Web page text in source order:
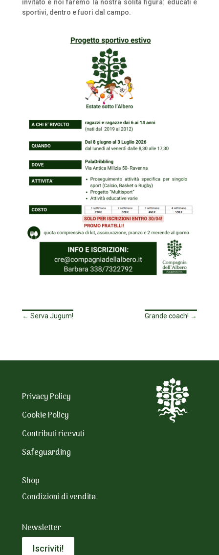
invitato e noi faremo la nostra solita figura: educati e
sportivi, dentro e fuori dal campo.
← Serva Jugum! Grande coach! →
Privacy Policy
Cookie Policy
Contributi ricevuti
Safeguarding
Shop
Condizioni di vendita
Newsletter
Iscriviti!